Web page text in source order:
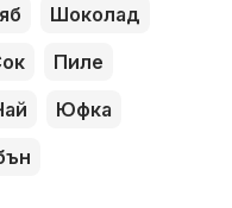
Шоколад
Пиле
Юфка